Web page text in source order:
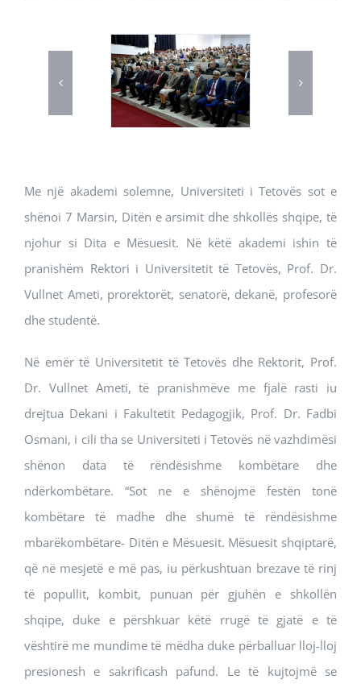
Me një akademi solemne, Universiteti i Tetovës sot e
shënoi 7 Marsin, Ditën e arsimit dhe shkollës shqipe, të
njohur si Dita e Mësuesit. Në këtë akademi ishin të
pranishëm Rektori i Universitetit të Tetovës, Prof. Dr.
Vullnet Ameti, prorektorët, senatorë, dekanë, profesorë
dhe studentë.
Në emër të Universitetit të Tetovës dhe Rektorit, Prof.
Dr. Vullnet Ameti, të pranishmëve me fjalë rasti iu
drejtua Dekani i Fakultetit Pedagogjik, Prof. Dr. Fadbi
Osmani, i cili tha se Universiteti i Tetovës në vazhdimësi
shënon data të rëndësishme kombëtare dhe
ndërkombëtare. “Sot ne e shënojmë festën tonë
kombëtare të madhe dhe shumë të rëndësishme
mbarëkombëtare- Ditën e Mësuesit. Mësuesit shqiptarë,
që në mesjetë e më pas, iu përkushtuan brezave të rinj
të popullit, kombit, punuan për gjuhën e shkollën
shqipe, duke e përshkuar këtë rrugë të gjatë e të
vështirë me mundime të mëdha duke përballuar lloj-lloj
presionesh e sakrificash pafund. Le të kujtojmë se